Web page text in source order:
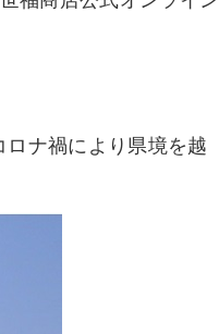
ナ禍により県境を越